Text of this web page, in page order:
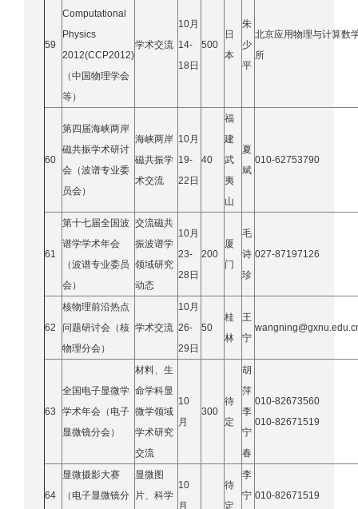
59
Computational
Physics
2012(CCP2012)
（中国物理学会
等）
学术交流
10月
14-
18日
500
日
本
朱
少
平
北京应用物理与计算数
所
60
第四届海峡两岸
磁共振学术研讨
会（波谱专业委
员会）
海峡两岸
磁共振学
术交流
10月
19-
22日
40
福
建
武
夷
山
夏
斌
010-62753790
61
第十七届全国波
谱学学术年会
（波谱专业委员
会）
交流磁共
振波谱学
领域研究
动态
10月
23-
28日
200
厦
门
毛
诗
珍
027-87197126
62
核物理前沿热点
问题研讨会（核
物理分会）
学术交流
10月
26-
29日
50
桂
林
王
宁
63
全国电子显微学
学术年会（电子
显微镜分会）
材料、生
命学科显
微学领域
学术研究
交流
10
月
300
待
定
胡
萍
李
宁
春
010-82673560
010-82671519
64
显微摄影大赛
（电子显微镜分
显微图
片、科学
10
月
待
定
李
宁 010-82671519